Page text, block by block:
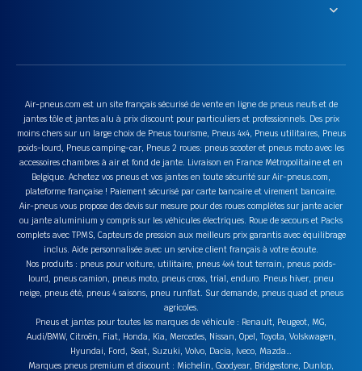
Air-pneus.com est un site français sécurisé de vente en ligne de pneus neufs et de
jantes tôle et jantes alu à prix discount pour particuliers et professionnels. Des prix
moins chers sur un large choix de Pneus tourisme, Pneus 4x4, Pneus utilitaires, Pneus
poids-lourd, Pneus camping-car, Pneus 2 roues: pneus scooter et pneus moto avec les
accessoires chambres à air et fond de jante. Livraison en France Métropolitaine et en
Belgique. Achetez vos pneus et vos jantes en toute sécurité sur Air-pneus.com,
plateforme française ! Paiement sécurisé par carte bancaire et virement bancaire.
Air-pneus vous propose des devis sur mesure pour des roues complètes sur jante acier
ou jante aluminium y compris sur les véhicules électriques. Roue de secours et Packs
complets avec TPMS, Capteurs de pression aux meilleurs prix garantis avec équilibrage
inclus. Aide personnalisée avec un service client français à votre écoute.
Nos produits : pneus pour voiture, utilitaire, pneus 4x4 tout terrain, pneus poids-
lourd, pneus camion, pneus moto, pneus cross, trial, enduro. Pneus hiver, pneu
neige, pneus été, pneus 4 saisons, pneu runflat. Sur demande, pneus quad et pneus
agricoles.
Pneus et jantes pour toutes les marques de véhicule : Renault, Peugeot, MG,
Audi/BMW, Citroën, Fiat, Honda, Kia, Mercedes, Nissan, Opel, Toyota, Volskwagen,
Hyundai, Ford, Seat, Suzuki, Volvo, Dacia, Iveco, Mazda…
Marques pneus premium et discount : Michelin, Goodyear, Bridgestone, Dunlop,